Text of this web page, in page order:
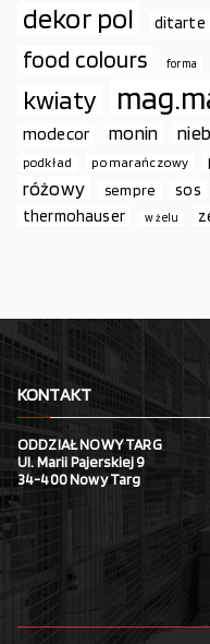
dekor pol ditarte
food colours forma
kwiaty
modecor monin
podkład pomarańczowy
różowy sempre sos
thermohauser w żelu
KONTAKT
ODDZIAŁ NOWY TARG
Ul. Marii Pajerskiej 9
34-400 Nowy Targ